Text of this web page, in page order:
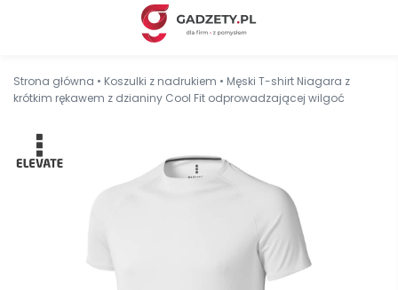
Strona główna • Koszulki z nadrukiem • Męski T-shirt Niagara z
krótkim rękawem z dzianiny Cool Fit odprowadzającej wilgoć